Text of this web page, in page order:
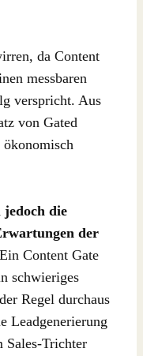
da Content
messbaren
verspricht. Aus
von Gated
die
der
Ein Content Gate
schwieriges
Regel durchaus
Leadgenerierung
Sales-Trichter